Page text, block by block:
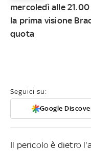
mercoledì alle 21.00
la prima visione
quota
Seguici su:
Google
Il pericolo è dietro